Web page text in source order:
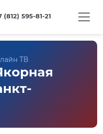
(812) 595-81-21
ТВ